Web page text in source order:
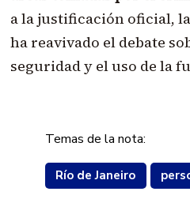
a la justificación oficial,
ha reavivado el debate
seguridad y el uso de la
Temas de la nota:
Río de Janeiro